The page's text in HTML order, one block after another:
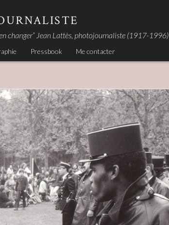
changer” Jean Lattès, photojournaliste (1917-1996)
Pressbook Me contacter